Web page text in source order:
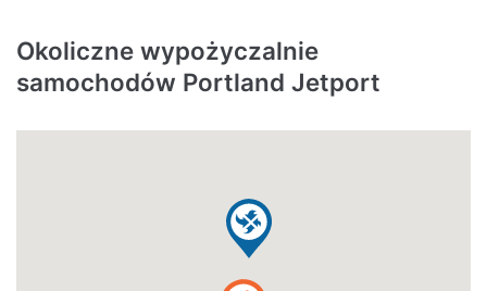
Okoliczne wypożyczalnie
samochodów Portland Jetport